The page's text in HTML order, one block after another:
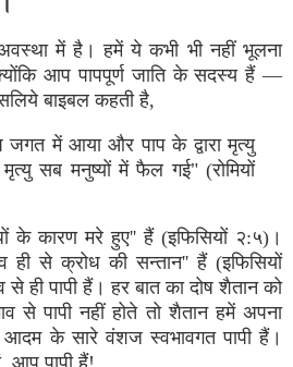
में है। हमें ये कभी भी नहीं भूलना
आप पापपूर्ण जाति के सदस्य हैं —
बाइबल कहती है,
जगत में आया और पाप के द्वारा मृत्यु
सब मनुष्यों में फैल गई" (रोमियों
के कारण मरे हुए'' हैं (इफिसियों २:५)।
ही से क्रोध की सन्तान'' हैं (इफिसियों
से ही पापी हैं। हर बात का दोष शैतान को
से पापी नहीं होते तो शैतान हमें अपना
के सारे वंशज स्वभावगत पापी हैं।
आप पापी हैं!